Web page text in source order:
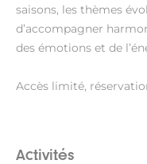
saisons, les thèmes
d’accompagner
des émotions et de
Accès limité,
Activités